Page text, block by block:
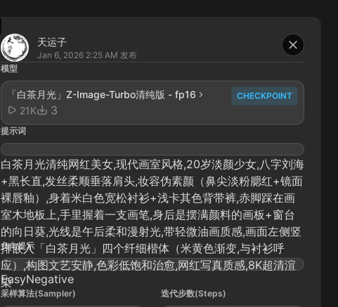
天运子
Jan 6, 2026 2:25 AM 发布
模型
「白茶月光」Z-Image-Turbo清纯版 - fp16
21K
3
CHECKPOINT
提示词
白茶月光清纯网红美女,现代画室风格,20岁淡颜少女,八字刘海
+黑长直,发丝柔顺垂落肩头,妆容伪素颜（鼻尖淡粉腮红+镜面
裸唇釉）,身着米白色宽松衬衫+浅卡其色背带裤,赤脚踩在画
室木地板上,手里握着一支画笔,身后是摆满颜料的画板+窗台
的向日葵,光线是午后柔和漫射光,带轻微油画质感,画面左侧竖
排嵌入「白茶月光」四个纤细楷体（米黄色渐变,与衬衫呼
应）,构图文艺安静,色彩低饱和治愈,网红写真质感,8K超清渲
染
负向提示
EasyNegative
采样算法(Sampler) 迭代步数(Steps)